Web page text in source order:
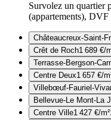
Survolez un quartier
(appartements), DVF
Châteaucreux-Saint-
Crêt de Roch1 689 €/
Terrasse-Bergson-
Centre Deux1 657 €/
Villebœuf-Fauriel-
Bellevue-Le Mont-La
Centre Ville1 427 €/m²